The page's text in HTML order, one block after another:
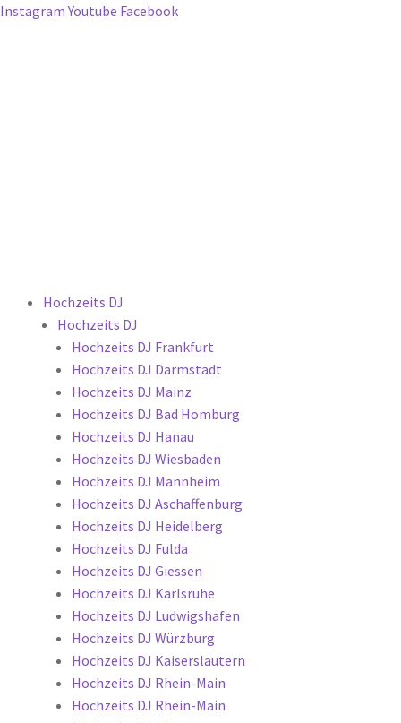
Instagram Youtube Facebook
Hochzeits DJ
Hochzeits DJ
Hochzeits DJ Frankfurt
Hochzeits DJ Darmstadt
Hochzeits DJ Mainz
Hochzeits DJ Bad Homburg
Hochzeits DJ Hanau
Hochzeits DJ Wiesbaden
Hochzeits DJ Mannheim
Hochzeits DJ Aschaffenburg
Hochzeits DJ Heidelberg
Hochzeits DJ Fulda
Hochzeits DJ Giessen
Hochzeits DJ Karlsruhe
Hochzeits DJ Ludwigshafen
Hochzeits DJ Würzburg
Hochzeits DJ Kaiserslautern
Hochzeits DJ Rhein-Main
Hochzeits DJ Rhein-Main